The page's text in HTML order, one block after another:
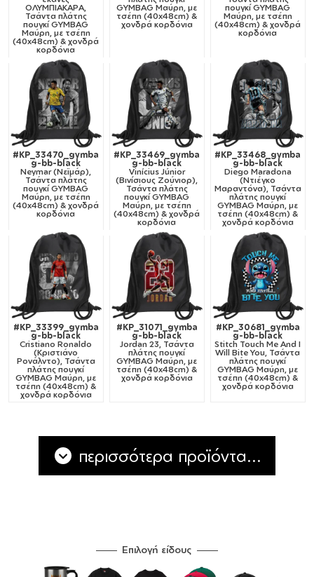
ΟΛΥΜΠΙΑΚΑΡΑ,
Τσάντα πλάτης
πουγκί GYMBAG
Μαύρη, με τσέπη
(40x48cm) & χονδρά
κορδόνια
GYMBAG Μαύρη, με
τσέπη (40x48cm) &
χονδρά κορδόνια
πουγκί GYMBAG
Μαύρη, με τσέπη
(40x48cm) & χονδρά
κορδόνια
#KP_33470_gymba
g-bb-black
Neymar (Νεϊμάρ),
Τσάντα πλάτης
πουγκί GYMBAG
Μαύρη, με τσέπη
(40x48cm) & χονδρά
κορδόνια
#KP_33469_gymba
g-bb-black
Vinícius Júnior
(Βινίσιους Ζούνιορ),
Τσάντα πλάτης
πουγκί GYMBAG
Μαύρη, με τσέπη
(40x48cm) & χονδρά
κορδόνια
#KP_33468_gymba
g-bb-black
Diego Maradona
(Ντιέγκο
Μαραντόνα), Τσάντα
πλάτης πουγκί
GYMBAG Μαύρη, με
τσέπη (40x48cm) &
χονδρά κορδόνια
#KP_33399_gymba
g-bb-black
Cristiano Ronaldo
(Κριστιάνο
Ρονάλντο), Τσάντα
πλάτης πουγκί
GYMBAG Μαύρη, με
τσέπη (40x48cm) &
χονδρά κορδόνια
#KP_31071_gymba
g-bb-black
Jordan 23, Τσάντα
πλάτης πουγκί
GYMBAG Μαύρη, με
τσέπη (40x48cm) &
χονδρά κορδόνια
#KP_30681_gymba
g-bb-black
Stitch Touch Me And I
Will Bite You, Τσάντα
πλάτης πουγκί
GYMBAG Μαύρη, με
τσέπη (40x48cm) &
χονδρά κορδόνια
περισσότερα προϊόντα...
Επιλογή είδους